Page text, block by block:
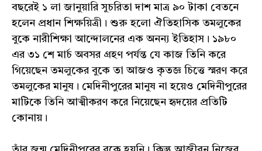
বছরেই ১ লা জানুয়ারি সুচরিতা দাশ মাত্র ৯০ টাকা বেতনে
হলেন প্রধান শিক্ষয়িত্রী। শুরু হলো ঐতিহাসিক তমলুকের
বুকে নারীশিক্ষা আন্দোলনের এক অনন্য ইতিহাস। ১৯৮০
এর ৩১ শে মার্চ অবসর গ্রহণ পর্যন্ত যে কাজ তিনি করে
গিয়েছেন তমলুকের বুকে তা আজও কৃতজ্ঞ চিত্তে স্মরণ করে
তমলুকের মানুষ। মেদিনীপুরের মানুষ না হয়েও মেদিনীপুরের
মাটিকে তিনি আত্মীকরণ করে নিয়েছেন হৃদয়ের প্রতিটি
কোনায়।